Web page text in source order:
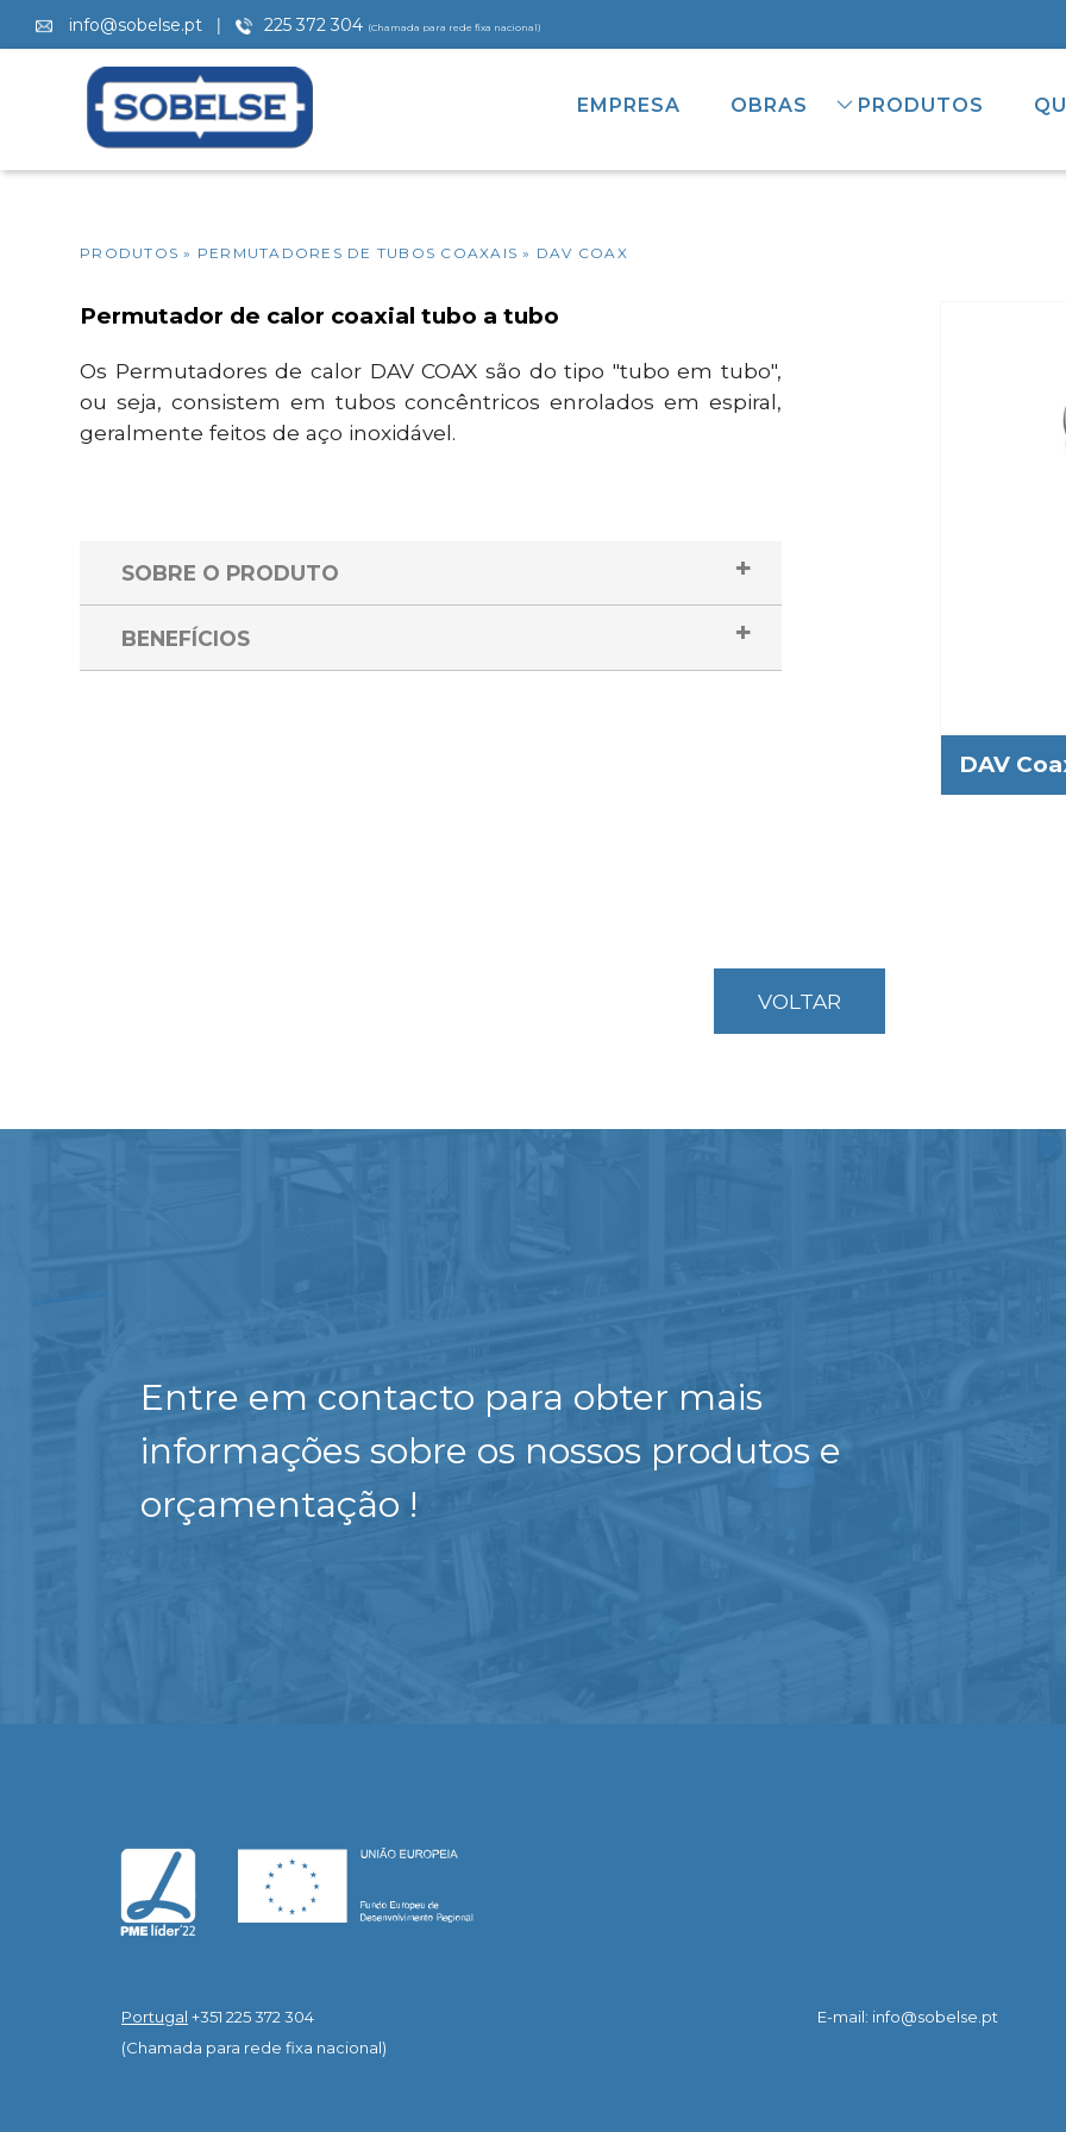
info@sobelse.pt | 225 372 304 (Chamada para rede fixa nacional)
EMPRESA OBRAS PRODUTOS
PRODUTOS » PERMUTADORES DE TUBOS COAXAIS » DAV COAX
Permutador de calor coaxial tubo a tubo
Os Permutadores de calor DAV COAX são do tipo "tubo em tubo",
ou seja, consistem em tubos concêntricos enrolados em espiral,
geralmente feitos de aço inoxidável.
SOBRE O PRODUTO
BENEFÍCIOS
DAV
VOLTAR
Entre em contacto para obter mais
informações sobre os nossos produtos e
orçamentação !
Portugal +351 225 372 304
(Chamada para rede fixa nacional)
E-mail: info@sobelse.pt